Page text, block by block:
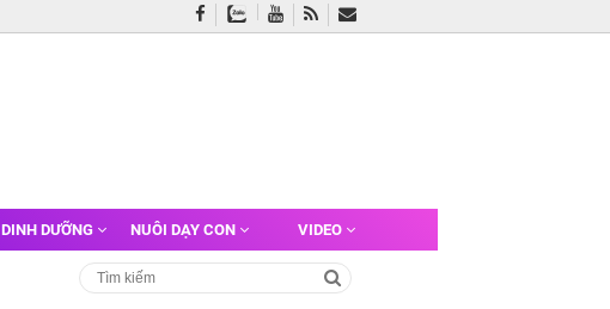
DINH DƯỠNG NUÔI DẠY CON VIDEO